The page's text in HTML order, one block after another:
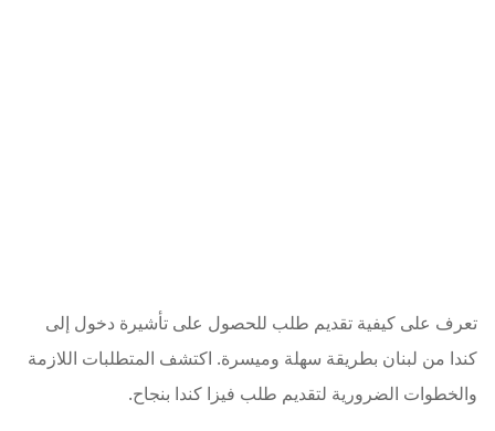
تعرف على كيفية تقديم طلب للحصول على تأشيرة دخول إلى
كندا من لبنان بطريقة سهلة وميسرة. اكتشف المتطلبات اللازمة
والخطوات الضرورية لتقديم طلب فيزا كندا بنجاح.